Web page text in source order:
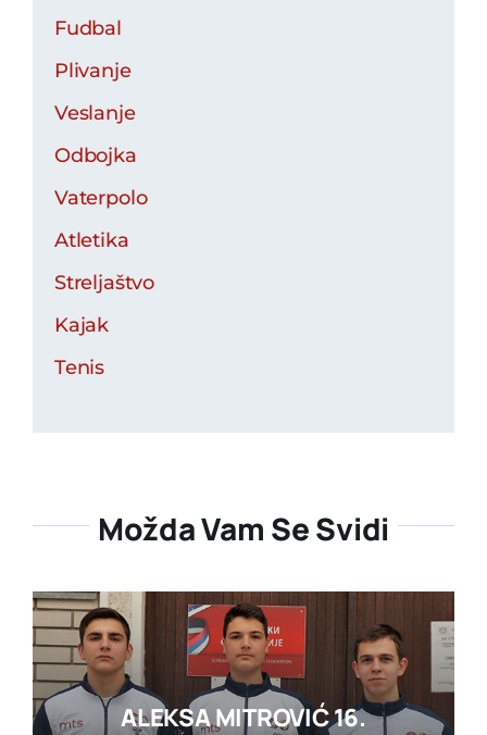
Fudbal
Plivanje
Veslanje
Odbojka
Vaterpolo
Atletika
Streljaštvo
Kajak
Tenis
Možda Vam Se Svidi
ALEKSA MITROVIĆ 16.